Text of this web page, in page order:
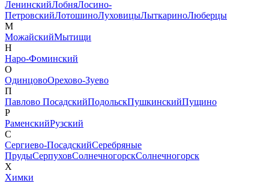
ЛенинскийЛобняЛосино-
ПетровскийЛотошиноЛуховицыЛыткариноЛюберцы
М
МожайскийМытищи
Н
Наро-Фоминский
О
ОдинцовоОрехово-Зуево
П
Павлово ПосадскийПодольскПушкинскийПущино
Р
РаменскийРузский
С
Сергиево-ПосадскийСеребряные
ПрудыСерпуховСолнечногорскСолнечногорск
Х
Химки